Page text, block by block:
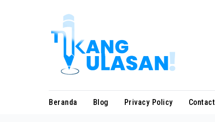
Beranda Blog Privacy Policy Contact